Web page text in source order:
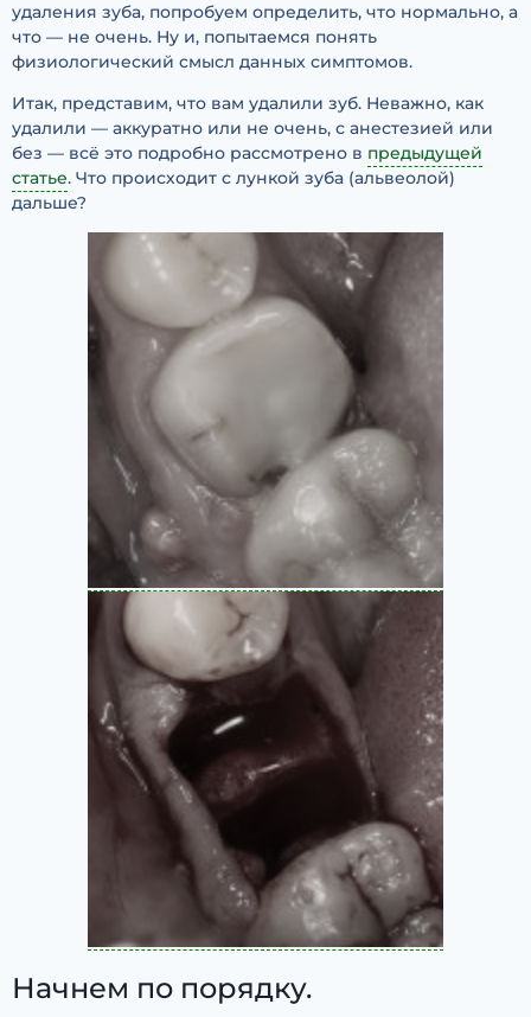
удаления зуба, попробуем определить, что нормально, а
что — не очень. Ну и, попытаемся понять
физиологический смысл данных симптомов.
Итак, представим, что вам удалили зуб. Неважно, как
удалили — аккуратно или не очень, с анестезией или
без — всё это подробно рассмотрено в предыдущей
статье. Что происходит с лункой зуба (альвеолой)
дальше?
Начнем по порядку.